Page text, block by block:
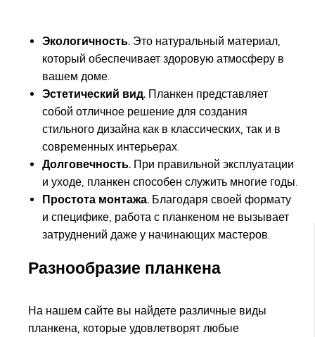
Экологичность. Это натуральный материал,
который обеспечивает здоровую атмосферу в
вашем доме.
Эстетический вид. Планкен представляет
собой отличное решение для создания
стильного дизайна как в классических, так и в
современных интерьерах.
Долговечность. При правильной эксплуатации
и уходе, планкен способен служить многие годы.
Простота монтажа. Благодаря своей формату
и специфике, работа с планкеном не вызывает
затруднений даже у начинающих мастеров.
Разнообразие планкена
На нашем сайте вы найдете различные виды
планкена, которые удовлетворят любые